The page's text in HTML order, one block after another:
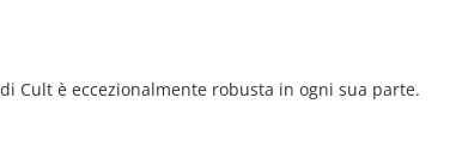
Cult è eccezionalmente robusta in ogni sua parte.